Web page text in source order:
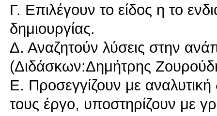
Γ. Επιλέγουν το είδος η το
δημιουργίας.
Δ. Αναζητούν λύσεις στην
(Διδάσκων:Δημήτρης
Ε. Προσεγγίζουν με
τους έργο, υποστηρίζουν με